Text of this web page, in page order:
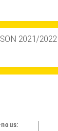
2021/2022